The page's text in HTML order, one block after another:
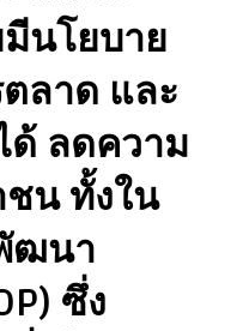
นโยบาย
ตลาด และ
ด้ ลดความ
น ทั้งใน
ฒนา
ซึ่ง